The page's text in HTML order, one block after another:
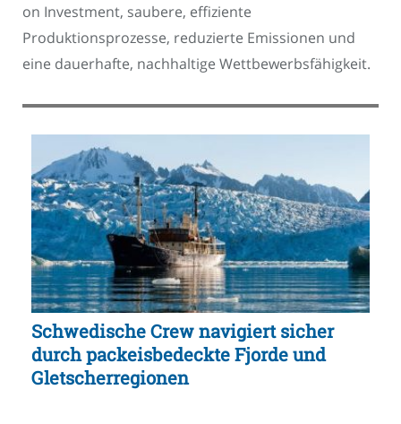
on Investment, saubere, effiziente
Produktionsprozesse, reduzierte Emissionen und
eine dauerhafte, nachhaltige Wettbewerbsfähigkeit.
Schwedische Crew navigiert sicher
durch packeisbedeckte Fjorde und
Gletscherregionen